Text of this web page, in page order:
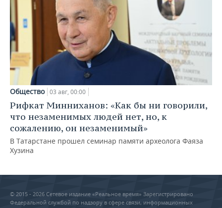
Общество 03 авг, 00:00
Рифкат Минниханов: «Как бы ни говорили,
что незаменимых людей нет, но, к
сожалению, он незаменимый»
В Татарстане прошел семинар памяти археолога Фаяза
Хузина
© 2015 - 2026 Сетевое издание «Реальное время» Зарегистрировано
Федеральной службой по надзору в сфере связи, информационных